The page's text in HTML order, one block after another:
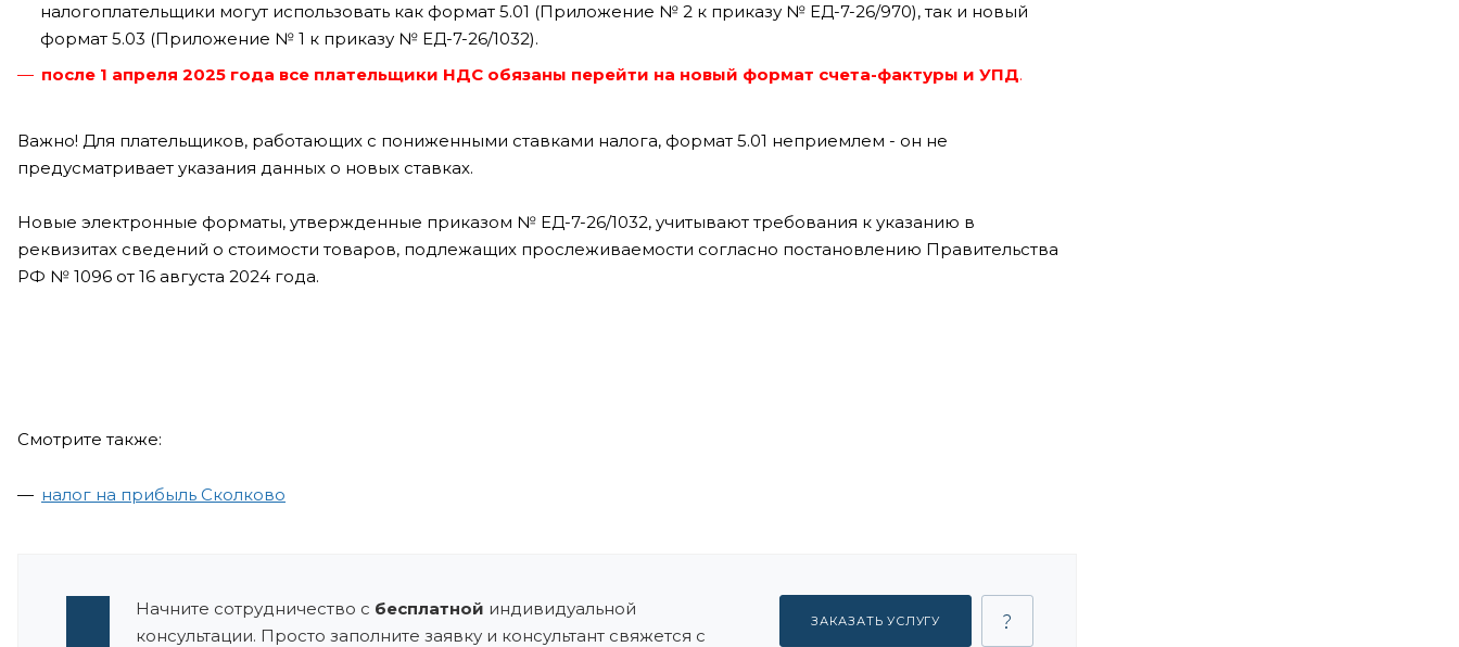
налогоплательщики могут использовать как формат 5.01 (Приложение № 2 к приказу № ЕД-7-26/970), так и новый
формат 5.03 (Приложение № 1 к приказу № ЕД-7-26/1032).
после 1 апреля 2025 года все плательщики НДС обязаны перейти на новый формат счета-фактуры и УПД.
Важно! Для плательщиков, работающих с пониженными ставками налога, формат 5.01 неприемлем - он не
предусматривает указания данных о новых ставках.
Новые электронные форматы, утвержденные приказом № ЕД-7-26/1032, учитывают требования к указанию в
реквизитах сведений о стоимости товаров, подлежащих прослеживаемости согласно постановлению Правительства
РФ № 1096 от 16 августа 2024 года.
Смотрите также:
налог на прибыль Сколково
Начните сотрудничество с бесплатной индивидуальной
консультации. Просто заполните заявку и консультант свяжется с
ЗАКАЗАТЬ УСЛУГУ